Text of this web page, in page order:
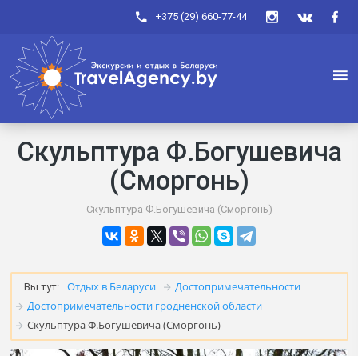
+375 (29) 660-77-44
Скульптура Ф.Богушевича
(Сморгонь)
Скульптура Ф.Богушевича (Сморгонь)
Вы тут: Отдых в Беларуси
Достопримечательности
Достопримечательности гродненской области
Скульптура Ф.Богушевича (Сморгонь)